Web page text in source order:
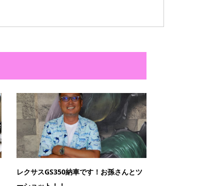
レクサスGS350納車です！お孫さんとツ